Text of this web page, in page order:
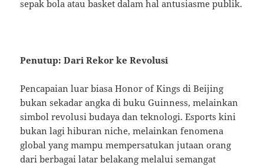
sepak bola atau basket dalam hal antusiasme publik.
Penutup: Dari Rekor ke Revolusi
Pencapaian luar biasa Honor of Kings di Beijing
bukan sekadar angka di buku Guinness, melainkan
simbol revolusi budaya dan teknologi. Esports kini
bukan lagi hiburan niche, melainkan fenomena
global yang mampu mempersatukan jutaan orang
dari berbagai latar belakang melalui semangat